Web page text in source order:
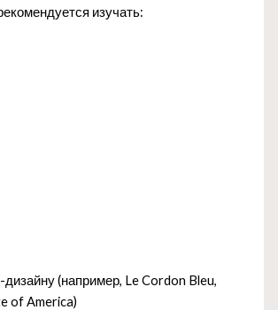
изучать:
(например, Le Cordon Bleu,
of America)